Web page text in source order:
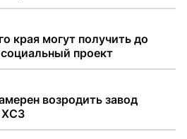
края могут получить до
проект
возродить завод
ХСЗ